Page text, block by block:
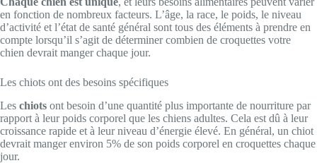
en fonction de nombreux facteurs. L’âge, la race, le poids, le niveau
d’activité et l’état de santé général sont tous des éléments à prendre en
compte lorsqu’il s’agit de déterminer combien de croquettes votre
chien devrait manger chaque jour.
Les chiots ont des besoins spécifiques
Les chiots ont besoin d’une quantité plus importante de nourriture par
rapport à leur poids corporel que les chiens adultes. Cela est dû à leur
croissance rapide et à leur niveau d’énergie élevé. En général, un chiot
devrait manger environ 5% de son poids corporel en croquettes chaque
jour.